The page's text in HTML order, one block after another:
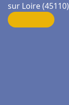
sur Loire (45110)